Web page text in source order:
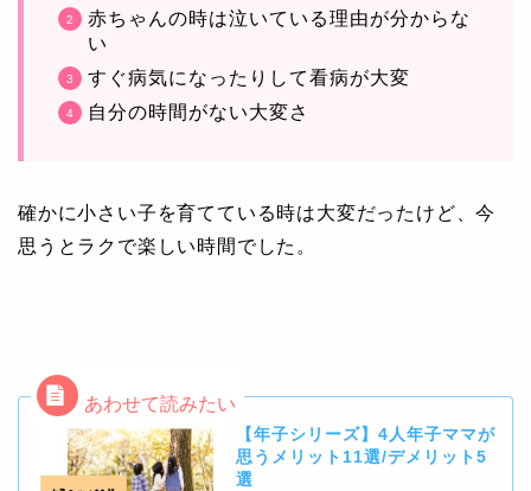
赤ちゃんの時は泣いている理由が分からな
い
すぐ病気になったりして看病が大変
自分の時間がない大変さ
確かに小さい子を育てている時は大変だったけど、今
思うとラクで楽しい時間でした。
【年子シリーズ】4人年子ママが
思うメリット11選/デメリット5
選